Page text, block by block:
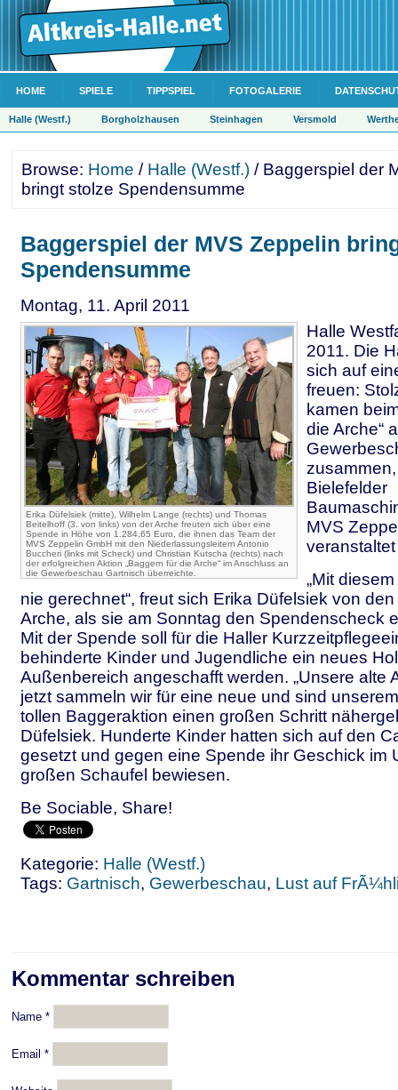
HOME SPIELE TIPPSPIEL FOTOGALERIE
Halle (Westf.) Borgholzhausen Steinhagen Versmold
Browse: Home / Halle (Westf.) / Baggerspiel der
bringt stolze Spendensumme
Baggerspiel der MVS Zeppelin
Spendensumme
Montag, 11. April 2011
Erika Düfelsiek (mitte), Wilhelm Lange (rechts) und Thomas
Beitelhoff (3. von links) von der Arche freuten sich über eine
Spende in Höhe von 1.284,65 Euro, die ihnen das Team der
MVS Zeppelin GmbH mit den Niederlassungsleitern Antonio
Buccheri (links mit Scheck) und Christian Kutscha (rechts) nach
der erfolgreichen Aktion „Baggern für die Arche“ im Anschluss an
die Gewerbeschau Gartnisch überreichte.
Halle
2011. Die
sich auf
freuen:
kamen
die Arche“
Bielefelder
MVS
„Mit
nie gerechnet“, freut sich Erika Düfelsiek von
Arche, als sie am Sonntag den Spendenscheck
Mit der Spende soll für die Haller
behinderte Kinder und Jugendliche ein neues
Außenbereich angeschafft werden. „Unsere alte
jetzt sammeln wir für eine neue und sind
tollen Baggeraktion einen großen Schritt
Düfelsiek. Hunderte Kinder hatten sich auf den
gesetzt und gegen eine Spende ihr Geschick im
großen Schaufel bewiesen.
Be Sociable, Share!
Kategorie: Halle (Westf.)
Tags: Gartnisch, Gewerbeschau, Lust auf
Kommentar schreiben
Name *
Email *